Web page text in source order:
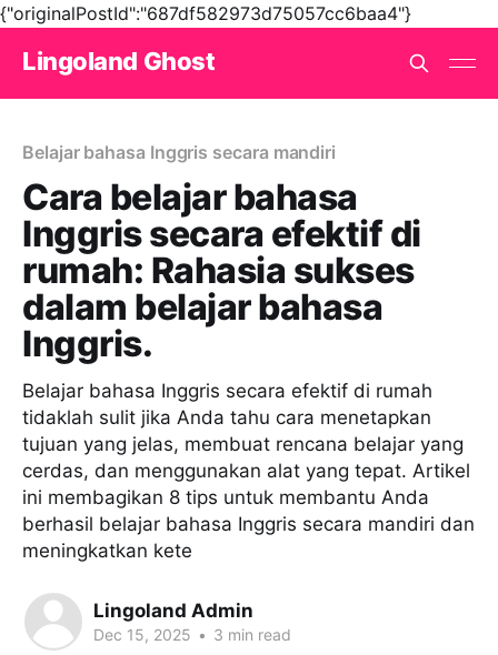
{"originalPostId":"687df582973d75057cc6baa4"}
Lingoland Ghost
Belajar bahasa Inggris secara mandiri
Cara belajar bahasa
Inggris secara efektif di
rumah: Rahasia sukses
dalam belajar bahasa
Inggris.
Belajar bahasa Inggris secara efektif di rumah
tidaklah sulit jika Anda tahu cara menetapkan
tujuan yang jelas, membuat rencana belajar yang
cerdas, dan menggunakan alat yang tepat. Artikel
ini membagikan 8 tips untuk membantu Anda
berhasil belajar bahasa Inggris secara mandiri dan
meningkatkan kete
Lingoland Admin
Dec 15, 2025 • 3 min read